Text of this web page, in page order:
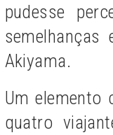
pudesse
semelhanças
Akiyama.
Um elemento
quatro